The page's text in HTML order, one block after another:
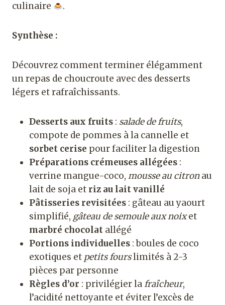
culinaire
.
Synthèse :
Découvrez comment terminer élégamment
un repas de choucroute avec des desserts
légers et rafraîchissants.
Desserts aux fruits : salade de fruits,
compote de pommes à la cannelle et
sorbet cerise pour faciliter la digestion
Préparations crémeuses allégées :
verrine mangue-coco, mousse au citronau
lait de soja et riz au lait vanillé
Pâtisseries revisitées : gâteau au yaourt
simplifié, gâteau de semoule aux noixet
marbré chocolat allégé
Portions individuelles : boules de coco
exotiques et petits fourslimités à 2-3
pièces par personne
Règles d’or : privilégier lafraîcheur,
l’acidité nettoyante et éviter l’excès de